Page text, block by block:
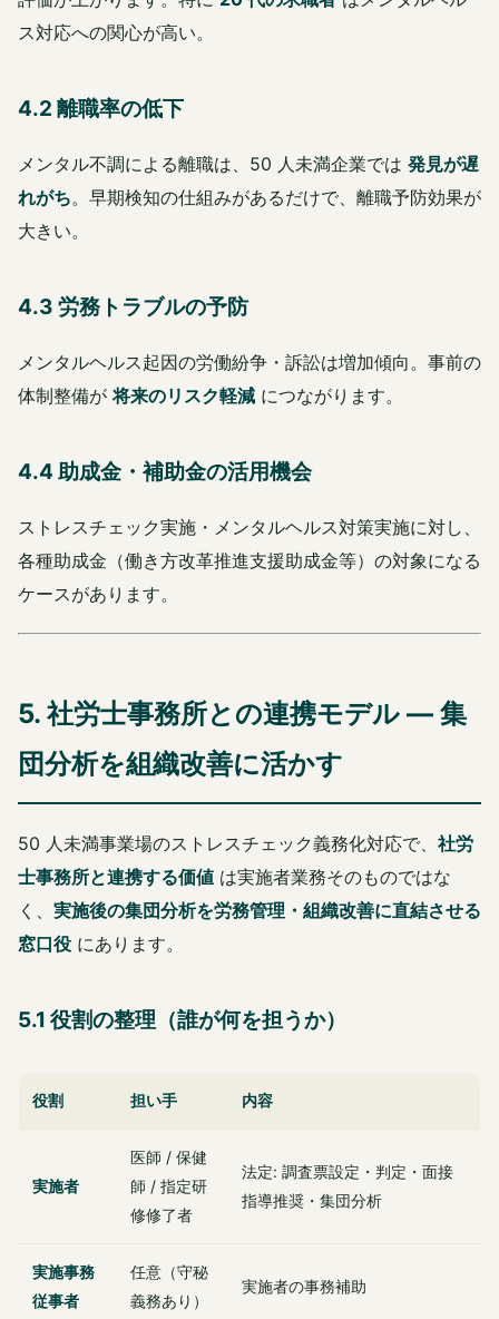
ス対応への関心が高い。
4.2 離職率の低下
メンタル不調による離職は、50 人未満企業では 発見が遅
れがち。早期検知の仕組みがあるだけで、離職予防効果が
大きい。
4.3 労務トラブルの予防
メンタルヘルス起因の労働紛争・訴訟は増加傾向。事前の
体制整備が将来のリスク軽減 につながります。
4.4 助成金・補助金の活用機会
ストレスチェック実施・メンタルヘルス対策実施に対し、
各種助成金（働き方改革推進支援助成金等）の対象になる
ケースがあります。
5. 社労士事務所との連携モデル ― 集
団分析を組織改善に活かす
50 人未満事業場のストレスチェック義務化対応で、 社労
士事務所と連携する価値 は実施者業務そのものではな
く、 実施後の集団分析を労務管理・組織改善に直結させる
窓口役 にあります。
5.1 役割の整理（誰が何を担うか）
役割 担い手 内容
実施者
医師 / 保健
師 / 指定研
修修了者
法定: 調査票設定・判定・面接
指導推奨・集団分析
実施事務
従事者
任意（守秘
義務あり）
実施者の事務補助